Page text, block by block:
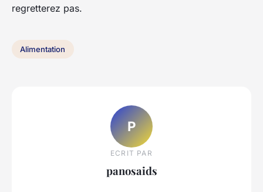
regretterez pas.
Alimentation
P
ECRIT PAR
panosaids